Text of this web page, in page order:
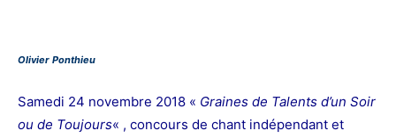
Olivier Ponthieu
Samedi 24 novembre 2018 « Graines de Talents d’un Soir
ou de Toujours« , concours de chant indépendant et